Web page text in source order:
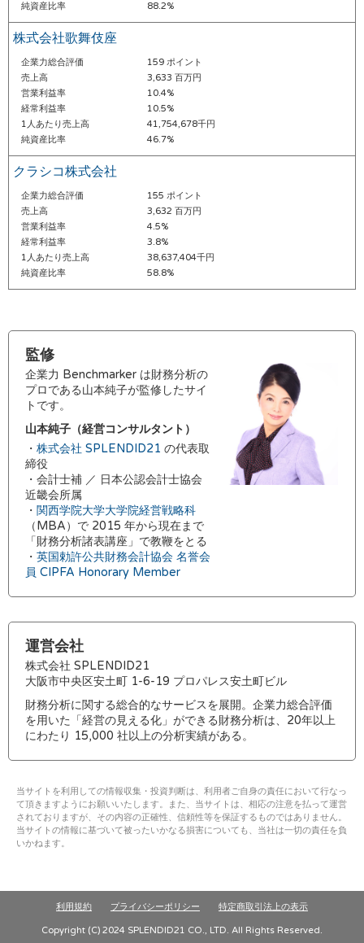
純資産比率
88.2%
株式会社歌舞伎座
企業力総合評価
159 ポイント
売上高
3,633 百万円
営業利益率
10.4%
経常利益率
10.5%
1人あたり売上高
41,754,678千円
純資産比率
46.7%
クラシコ株式会社
企業力総合評価
155 ポイント
売上高
3,632 百万円
営業利益率
4.5%
経常利益率
3.8%
1人あたり売上高
38,637,404千円
純資産比率
58.8%
監修
企業力 Benchmarker は財務分析の
プロである山本純子が監修したサイ
トです。
山本純子（経営コンサルタント）
・ 株式会社 SPLENDID21 の代表取
締役
・会計士補 ／ 日本公認会計士協会
近畿会所属
・ 関西学院大学大学院経営戦略科
（MBA）で 2015 年から現在まで
「財務分析諸表講座」で教鞭をとる
・ 英国勅許公共財務会計協会 名誉会
員 CIPFA Honorary Member
運営会社
株式会社 SPLENDID21
大阪市中央区安土町 1-6-19 プロパレス安土町ビル
財務分析に関する総合的なサービスを展開。企業力総合評価
を用いた「経営の見える化」ができる財務分析は、20年以上
にわたり 15,000 社以上の分析実績がある。
当サイトを利用しての情報収集・投資判断は、利用者ご自身の責任において行なっ
て頂きますようにお願いいたします。また、当サイトは、相応の注意を払って運営
されておりますが、その内容の正確性、信頼性等を保証するものではありません。
当サイトの情報に基づいて被ったいかなる損害についても、当社は一切の責任を負
いかねます。
利用規約 プライバシーポリシー 特定商取引法上の表示
Copyright (C) 2024 SPLENDID21 CO., LTD. All Rights Reserved.